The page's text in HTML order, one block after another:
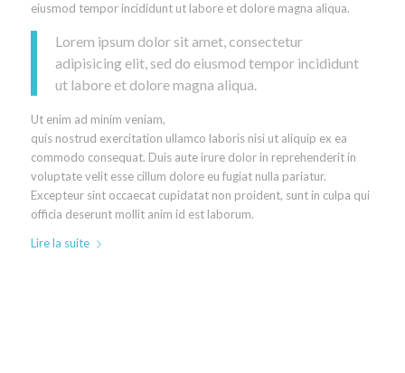
eiusmod tempor incididunt ut labore et dolore magna aliqua.
Lorem ipsum dolor sit amet, consectetur
adipisicing elit, sed do eiusmod tempor incididunt
ut labore et dolore magna aliqua.
Ut enim ad minim veniam,
quis nostrud exercitation ullamco laboris nisi ut aliquip ex ea
commodo consequat. Duis aute irure dolor in reprehenderit in
voluptate velit esse cillum dolore eu fugiat nulla pariatur.
Excepteur sint occaecat cupidatat non proident, sunt in culpa qui
officia deserunt mollit anim id est laborum.
Lire la suite